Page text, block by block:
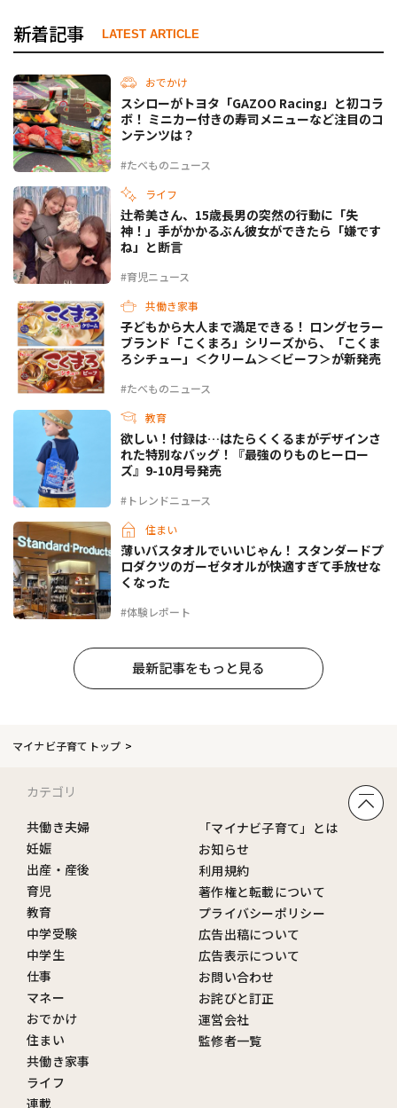
新着記事 LATEST ARTICLE
おでかけ
#たべものニュース
スシローがトヨタ「GAZOO Racing」と初コラ
ボ！ ミニカー付きの寿司メニューなど注目のコ
ンテンツは？
ライフ
#育児ニュース
辻希美さん、15歳長男の突然の行動に「失
神！」手がかかるぶん彼女ができたら「嫌です
ね」と断言
共働き家事
#たべものニュース
子どもから大人まで満足できる！ ロングセラー
ブランド「こくまろ」シリーズから、「こくま
ろシチュー」＜クリーム＞＜ビーフ＞が新発売
教育
#トレンドニュース
欲しい！付録は…はたらくくるまがデザインさ
れた特別なバッグ！『最強のりものヒーロー
ズ』9-10月号発売
住まい
#体験レポート
薄いバスタオルでいいじゃん！ スタンダードプ
ロダクツのガーゼタオルが快適すぎて手放せな
くなった
最新記事をもっと見る
マイナビ子育てトップ
カテゴリ
共働き夫婦
妊娠
出産・産後
育児
教育
中学受験
中学生
仕事
マネー
おでかけ
住まい
共働き家事
ライフ
連載
「マイナビ子育て」とは
お知らせ
利用規約
著作権と転載について
プライバシーポリシー
広告出稿について
広告表示について
お問い合わせ
お詫びと訂正
運営会社
監修者一覧